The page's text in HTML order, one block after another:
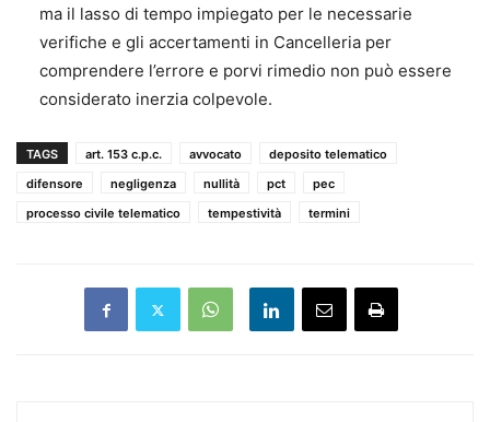
ma il lasso di tempo impiegato per le necessarie
verifiche e gli accertamenti in Cancelleria per
comprendere l’errore e porvi rimedio non può essere
considerato inerzia colpevole.
TAGS art. 153 c.p.c. avvocato
deposito telematico
difensore
negligenza nullità pct
pec
processo civile telematico
tempestività termini